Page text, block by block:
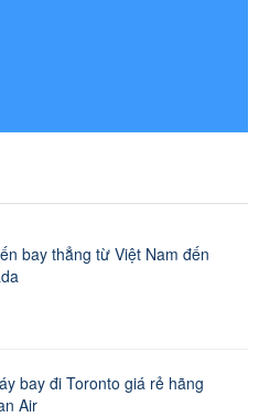
bay thẳng từ Việt Nam đến
bay đi Toronto giá rẻ hãng
Air